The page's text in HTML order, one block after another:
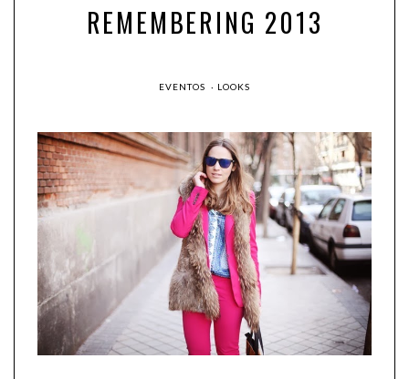
REMEMBERING 2013
EVENTOS · LOOKS